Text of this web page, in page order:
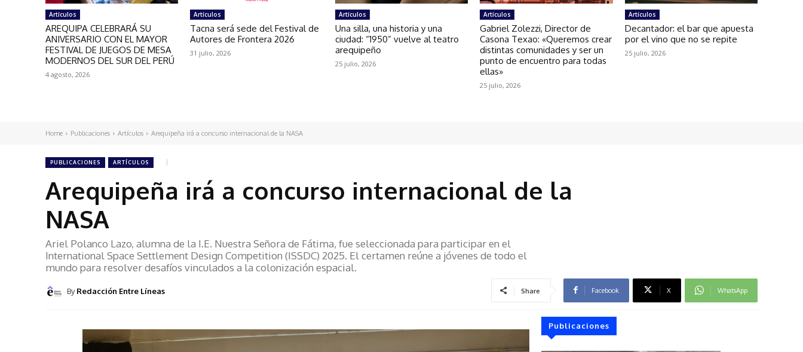
Artículos
AREQUIPA CELEBRARÁ SU
ANIVERSARIO CON EL MAYOR
FESTIVAL DE JUEGOS DE MESA
MODERNOS DEL SUR DEL PERÚ
4 agosto, 2026
Artículos
Tacna será sede del Festival de
Autores de Frontera 2026
31 julio, 2026
Artículos
Una silla, una historia y una
ciudad: “1950” vuelve al teatro
arequipeño
25 julio, 2026
Artículos
Gabriel Zolezzi, Director de
Casona Texao: «Queremos crear
distintas comunidades y ser un
punto de encuentro para todas
ellas»
25 julio, 2026
Artículos
Decantador: el bar que apuesta
por el vino que no se repite
25 julio, 2026